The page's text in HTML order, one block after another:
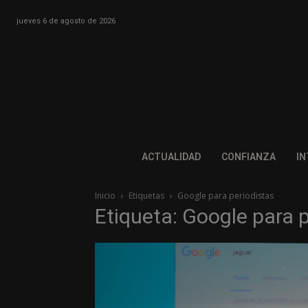
jueves 6 de agosto de 2026
ACTUALIDAD CONFIANZA
Inicio Etiquetas Google para periodistas
Etiqueta: Google para